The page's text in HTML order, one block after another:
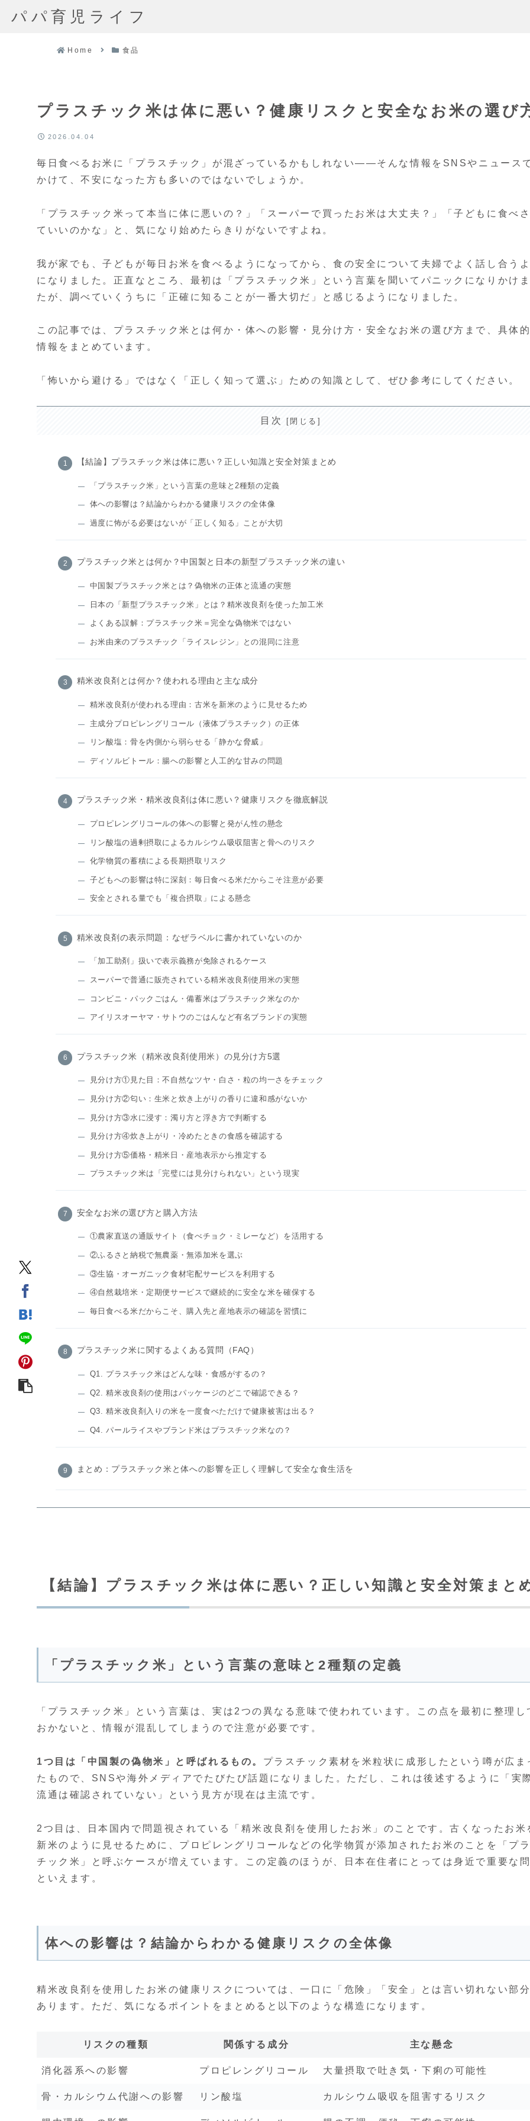
パパ育児ライフ
Home 食品
プラスチック米は体に悪い？健康リスクと安全なお米の選び
2026.04.04
毎日食べるお米に「プラスチック」が混ざっているかもしれない――そんな情報をSNSやニュース
かけて、不安になった方も多いのではないでしょうか。
「プラスチック米って本当に体に悪いの？」「スーパーで買ったお米は大丈夫？」「子どもに食べ
ていいのかな」と、気になり始めたらきりがないですよね。
我が家でも、子どもが毎日お米を食べるようになってから、食の安全について夫婦でよく話し合う
になりました。正直なところ、最初は「プラスチック米」という言葉を聞いてパニックになりかけ
たが、調べていくうちに「正確に知ることが一番大切だ」と感じるようになりました。
この記事では、プラスチック米とは何か・体への影響・見分け方・安全なお米の選び方まで、具体
情報をまとめています。
「怖いから避ける」ではなく「正しく知って選ぶ」ための知識として、ぜひ参考にしてください。
目次
【結論】プラスチック米は体に悪い？正しい知識と安全対策まとめ
「プラスチック米」という言葉の意味と2種類の定義
体への影響は？結論からわかる健康リスクの全体像
過度に怖がる必要はないが「正しく知る」ことが大切
プラスチック米とは何か？中国製と日本の新型プラスチック米の違い
中国製プラスチック米とは？偽物米の正体と流通の実態
日本の「新型プラスチック米」とは？精米改良剤を使った加工米
よくある誤解：プラスチック米＝完全な偽物米ではない
お米由来のプラスチック「ライスレジン」との混同に注意
精米改良剤とは何か？使われる理由と主な成分
精米改良剤が使われる理由：古米を新米のように見せるため
主成分プロピレングリコール（液体プラスチック）の正体
リン酸塩：骨を内側から弱らせる「静かな脅威」
ディソルビトール：腸への影響と人工的な甘みの問題
プラスチック米・精米改良剤は体に悪い？健康リスクを徹底解説
プロピレングリコールの体への影響と発がん性の懸念
リン酸塩の過剰摂取によるカルシウム吸収阻害と骨へのリスク
化学物質の蓄積による長期摂取リスク
子どもへの影響は特に深刻：毎日食べる米だからこそ注意が必要
安全とされる量でも「複合摂取」による懸念
精米改良剤の表示問題：なぜラベルに書かれていないのか
「加工助剤」扱いで表示義務が免除されるケース
スーパーで普通に販売されている精米改良剤使用米の実態
コンビニ・パックごはん・備蓄米はプラスチック米なのか
アイリスオーヤマ・サトウのごはんなど有名ブランドの実態
プラスチック米（精米改良剤使用米）の見分け方5選
見分け方①見た目：不自然なツヤ・白さ・粒の均一さをチェック
見分け方②匂い：生米と炊き上がりの香りに違和感がないか
見分け方③水に浸す：濁り方と浮き方で判断する
見分け方④炊き上がり・冷めたときの食感を確認する
見分け方⑤価格・精米日・産地表示から推定する
プラスチック米は「完璧には見分けられない」という現実
安全なお米の選び方と購入方法
①農家直送の通販サイト（食べチョク・ミレーなど）を活用する
②ふるさと納税で無農薬・無添加米を選ぶ
③生協・オーガニック食材宅配サービスを利用する
④自然栽培米・定期便サービスで継続的に安全な米を確保する
毎日食べる米だからこそ、購入先と産地表示の確認を習慣に
プラスチック米に関するよくある質問（FAQ）
Q1. プラスチック米はどんな味・食感がするの？
Q2. 精米改良剤の使用はパッケージのどこで確認できる？
Q3. 精米改良剤入りの米を一度食べただけで健康被害は出る？
Q4. パールライスやブランド米はプラスチック米なの？
まとめ：プラスチック米と体への影響を正しく理解して安全な食生活を
【結論】プラスチック米は体に悪い？正しい知識と安全対策まと
「プラスチック米」という言葉の意味と2種類の定義
「プラスチック米」という言葉は、実は2つの異なる意味で使われています。この点を最初に整理し
おかないと、情報が混乱してしまうので注意が必要です。
1つ目は「中国製の偽物米」と呼ばれるもの。 プラスチック素材を米粒状に成形したという噂が広ま
たもので、SNSや海外メディアでたびたび話題になりました。ただし、これは後述するように「実
流通は確認されていない」という見方が現在は主流です。
2つ目は、日本国内で問題視されている「精米改良剤を使用したお米」のことです。古くなったお米
新米のように見せるために、プロピレングリコールなどの化学物質が添加されたお米のことを「プ
チック米」と呼ぶケースが増えています。この定義のほうが、日本在住者にとっては身近で重要な
といえます。
体への影響は？結論からわかる健康リスクの全体像
精米改良剤を使用したお米の健康リスクについては、一口に「危険」「安全」とは言い切れない部
あります。ただ、気になるポイントをまとめると以下のような構造になります。
リスクの種類 関係する成分 主な懸念
消化器系への影響 プロピレングリコール 大量摂取で吐き気・下痢の可能性
骨・カルシウム代謝への影響 リン酸塩 カルシウム吸収を阻害するリスク